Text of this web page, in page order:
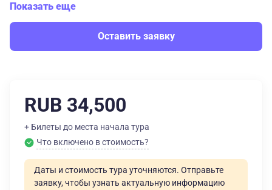
Показать еще
Оставить заявку
RUB 34,500
+ Билеты до места начала тура
Что включено в стоимость?
Даты и стоимость тура уточняются. Отправьте
заявку, чтобы узнать актуальную информацию